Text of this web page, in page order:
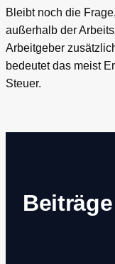
Bleibt noch die
außerhalb der
Arbeitgeber
bedeutet das meist
Steuer.